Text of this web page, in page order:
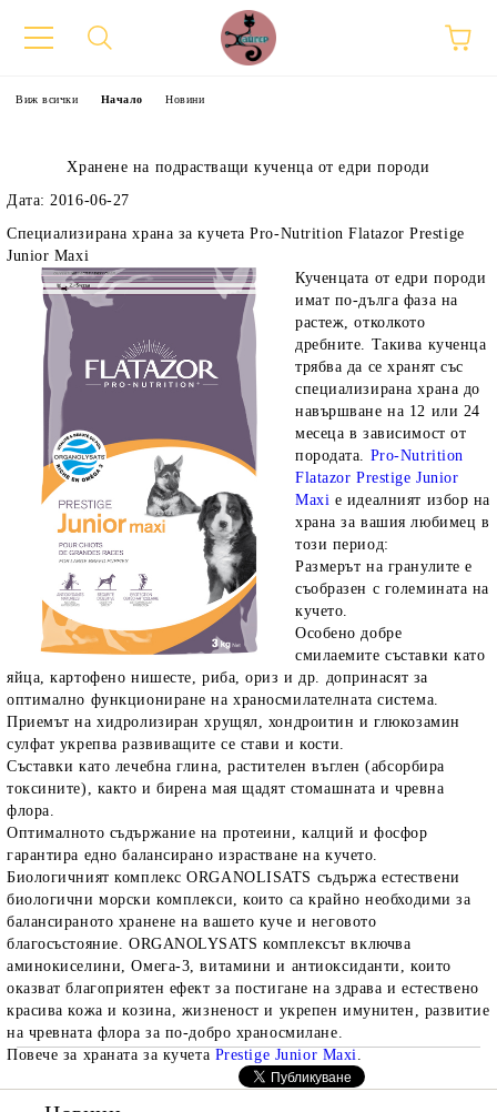
Flatazor,
Виж всички Начало Новини
Хранене на подрастващи кученца от едри породи
Дата: 2016-06-27
Специализирана храна за кучета Pro-Nutrition Flatazor Prestige
Junior Maxi
Кученцата от едри породи
имат по-дълга фаза на
растеж, отколкото
дребните. Такива кученца
трябва да се хранят със
специализирана храна до
навършване на 12 или 24
месеца в зависимост от
породата. Pro-Nutrition
Flatazor Prestige Junior
Maxi е идеалният избор на
храна за вашия любимец в
този период:
Размерът на гранулите е
съобразен с големината на
кучето.
Особено добре
смилаемите съставки като
яйца, картофено нишесте, риба, ориз и др. допринасят за
оптимално функциониране на храносмилателната система.
Приемът на хидролизиран хрущял, хондроитин и глюкозамин
сулфат укрепва развиващите се стави и кости.
Съставки като лечебна глина, растителен въглен (абсорбира
токсините), както и бирена мая щадят стомашната и чревна
флора.
Оптималното съдържание на протеини, калций и фосфор
гарантира едно балансирано израстване на кучето.
Биологичният комплексORGANOLISATS съдържа естествени
биологични морски комплекси, които са крайно необходими за
балансираното хранене на вашето куче и неговото
благосъстояние. ORGANOLYSATS комплексът включва
аминокиселини, Омега-3, витамини и антиоксиданти, които
оказват благоприятен ефект за постигане на здрава и естествено
красива кожа и козина, жизненост и укрепен имунитен, развитие
на чревната флора за по-добро храносмилане.
Повече за храната за кучета Prestige Junior Maxi.